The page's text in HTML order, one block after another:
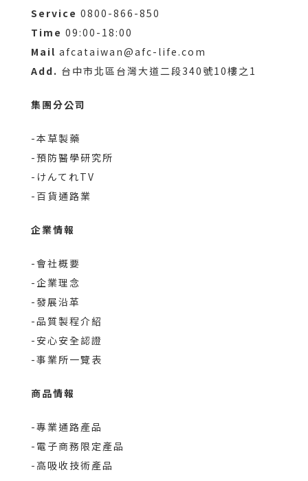
Service 0800-866-850
Time 09:00-18:00
Mail afcataiwan@afc-life.com
Add. 台中市北區台灣大道二段340號10樓之1
集團分公司
-本草製藥
-預防醫學研究所
-けんてれTV
-百貨通路業
企業情報
-會社概要
-企業理念
-發展沿革
-品質製程介紹
-安心安全認證
-事業所一覽表
商品情報
-專業通路產品
-電子商務限定產品
-高吸收技術產品